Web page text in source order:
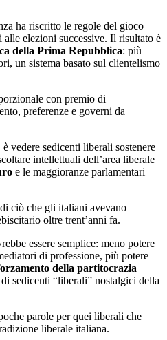
ha riscritto le regole del gioco
alle elezioni successive. Il risultato è
della Prima Repubblica: più
un sistema basato sul clientelismo
con premio di
preferenze e governi da
vedere sedicenti liberali sostenere
intellettuali dell’area liberale
e le maggioranze parlamentari
ciò che gli italiani avevano
oltre trent’anni fa.
essere semplice: meno potere
di professione, più potere
della partitocrazia
sedicenti “liberali” nostalgici della
parole per quei liberali che
liberale italiana.